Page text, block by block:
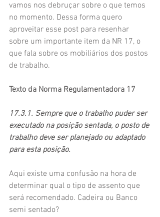
vamos nos debruçar sobre o que temos
no momento. Dessa forma quero
aproveitar esse post para resenhar
sobre um importante item da NR 17, o
que fala sobre os mobiliários dos postos
de trabalho.
Texto da Norma Regulamentadora 17
17.3.1. Sempre que o trabalho puder ser
executado na posição sentada, o posto de
trabalho deve ser planejado ou adaptado
para esta posição.
Aqui existe uma confusão na hora de
determinar qual o tipo de assento que
será recomendado. Cadeira ou Banco
semi sentado?